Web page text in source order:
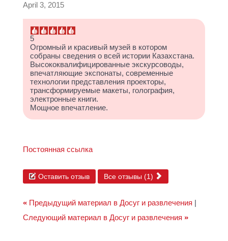
April 3, 2015
5
Огромный и красивый музей в котором
собраны сведения о всей истории Казахстана.
Высококвалифицированные экскурсоводы,
впечатляющие экспонаты, современные
технологии представления проекторы,
трансформируемые макеты, голография,
электронные книги.
Мощное впечатление.
Постоянная ссылка
Оставить отзыв Все отзывы (1)
« Предыдущий материал в Досуг и развлечения
Следующий материал в Досуг и развлечения »